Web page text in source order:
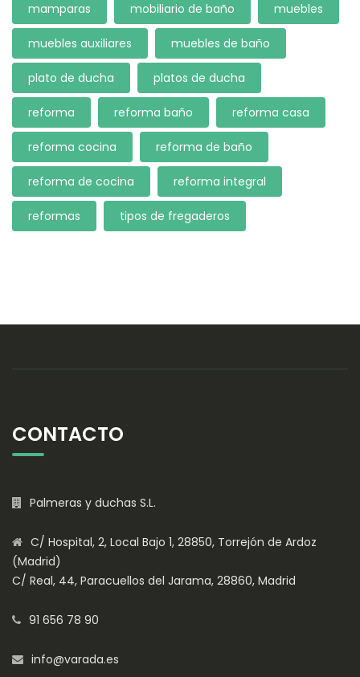
mamparas mobiliario de baño muebles
muebles auxiliares muebles de baño
plato de ducha platos de ducha
reforma reforma baño reforma casa
reforma cocina reforma de baño
reforma de cocina reforma integral
reformas tipos de fregaderos
CONTACTO
Palmeras y duchas S.L.
C/ Hospital, 2, Local Bajo 1, 28850, Torrejón de Ardoz
(Madrid)
C/ Real, 44, Paracuellos del Jarama, 28860, Madrid
91 656 78 90
info@varada.es